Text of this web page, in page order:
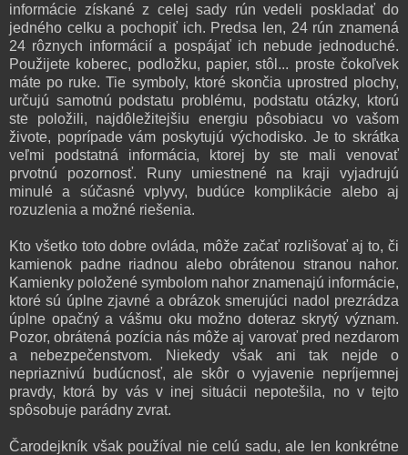
informácie získané z celej sady rún vedeli poskladať do
jedného celku a pochopiť ich. Predsa len, 24 rún znamená
24 rôznych informácií a pospájať ich nebude jednoduché.
Použijete koberec, podložku, papier, stôl... proste čokoľvek
máte po ruke. Tie symboly, ktoré skončia uprostred plochy,
určujú samotnú podstatu problému, podstatu otázky, ktorú
ste položili, najdôležitejšiu energiu pôsobiacu vo vašom
živote, poprípade vám poskytujú východisko. Je to skrátka
veľmi podstatná informácia, ktorej by ste mali venovať
prvotnú pozornosť. Runy umiestnené na kraji vyjadrujú
minulé a súčasné vplyvy, budúce komplikácie alebo aj
rozuzlenia a možné riešenia.
Kto všetko toto dobre ovláda, môže začať rozlišovať aj to, či
kamienok padne riadnou alebo obrátenou stranou nahor.
Kamienky položené symbolom nahor znamenajú informácie,
ktoré sú úplne zjavné a obrázok smerujúci nadol prezrádza
úplne opačný a vášmu oku možno doteraz skrytý význam.
Pozor, obrátená pozícia nás môže aj varovať pred nezdarom
a nebezpečenstvom. Niekedy však ani tak nejde o
nepriaznivú budúcnosť, ale skôr o vyjavenie nepríjemnej
pravdy, ktorá by vás v inej situácii nepotešila, no v tejto
spôsobuje parádny zvrat.
Čarodejkník však používal nie celú sadu, ale len konkrétne